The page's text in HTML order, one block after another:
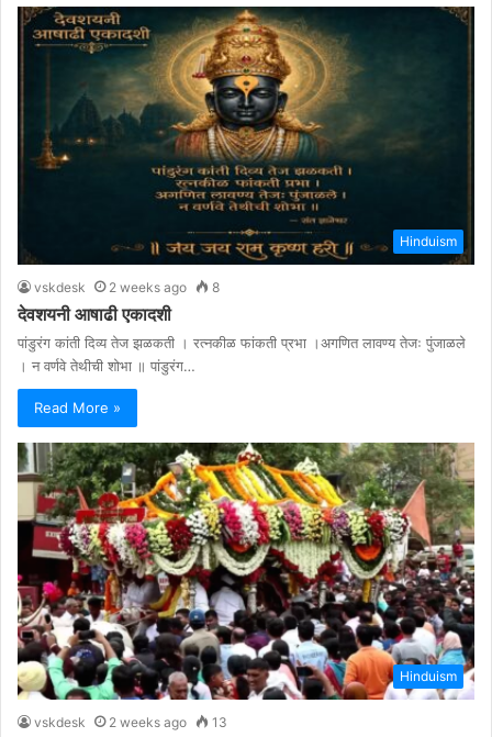
Hinduism
vskdesk 2 weeks ago 8
देवशयनी आषाढी एकादशी
पांडुरंग कांती दिव्य तेज झळकती । रत्नकीळ फांकती प्रभा ।अगणित लावण्य तेजः पुंजाळले
। न वर्णवे तेथीची शोभा ॥ पांडुरंग…
Read More »
Hinduism
vskdesk 2 weeks ago 13